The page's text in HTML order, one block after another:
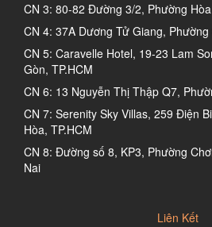
CN 3: 80-82 Đường 3/2, Phường
CN 4: 37A Dương Tử Giang, Phường
CN 5: Caravelle Hotel, 19-23 Lam
Gòn, TP.HCM
CN 6: 13 Nguyễn Thị Thập Q7,
CN 7: Serenity Sky Villas, 259 Điện
Hòa, TP.HCM
CN 8: Đường số 8, KP3, Phường
Nai
Liên Kết